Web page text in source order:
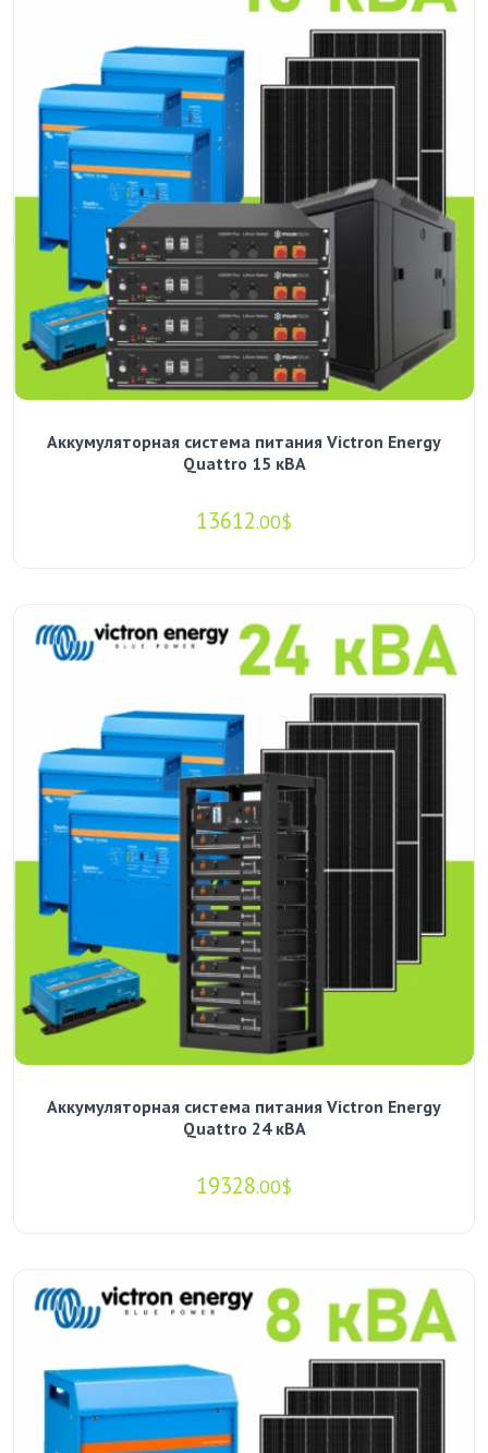
Аккумуляторная система питания Victron Energy
Quattro 15 кВА
13612.00$
Аккумуляторная система питания Victron Energy
Quattro 24 кВА
19328.00$